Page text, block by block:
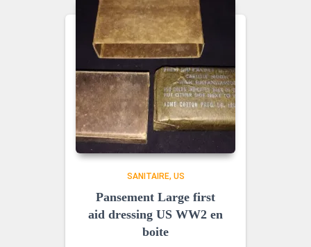
SANITAIRE US
Pansement Large first
aid dressing US WW2 en
boite